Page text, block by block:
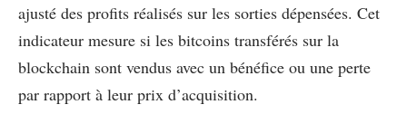
ajusté des profits réalisés sur les sorties dépensées. Cet
indicateur mesure si les bitcoins transférés sur la
blockchain sont vendus avec un bénéfice ou une perte
par rapport à leur prix d’acquisition.